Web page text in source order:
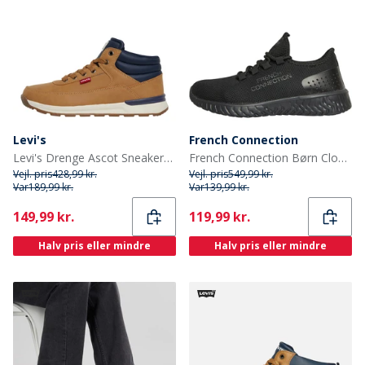
Levi's
Levi's Drenge Ascot Sneakers Brun
Vejl. pris428,99 kr.
Var189,99 kr.
Current
149,99 kr.
Halv pris eller mindre
French Connection
French Connection Børn Cloud Sneakers Sort
Vejl. pris549,99 kr.
Var139,99 kr.
Current
119,99 kr.
Halv pris eller mindre